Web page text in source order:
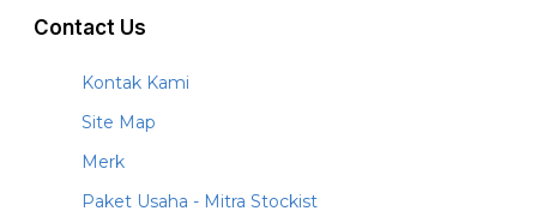
Contact Us
Kontak Kami
Site Map
Merk
Paket Usaha - Mitra Stockist